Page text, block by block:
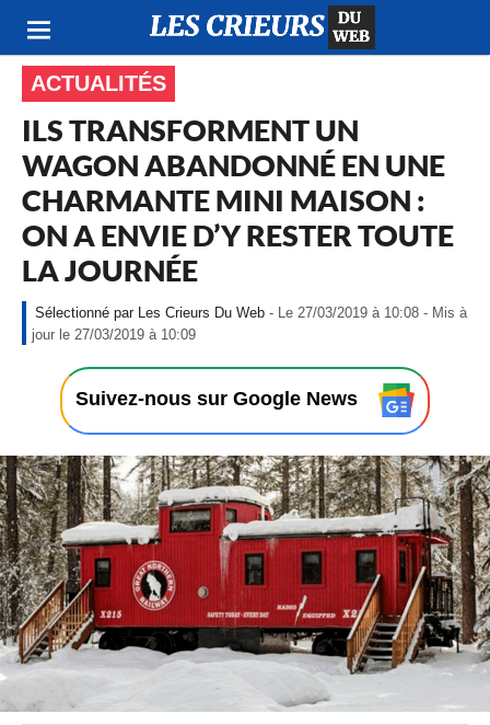
ACTUALITÉS
ILS TRANSFORMENT UN
WAGON ABANDONNÉ EN UNE
CHARMANTE MINI MAISON :
ON A ENVIE D’Y RESTER TOUTE
LA JOURNÉE
Les Crieurs Du Web - Le 27/03/2019 à 10:08 - Mis à
jour le 27/03/2019 à 10:09
2
/
0
3
/
2
0
9
à
1
0
:
8
Suivez-nous sur Google News